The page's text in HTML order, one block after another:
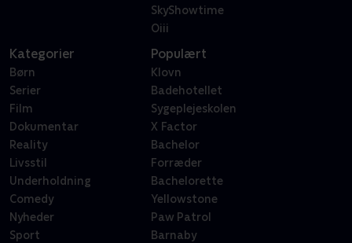
SkyShowtime
Oiii
Kategorier
Børn
Serier
Film
Dokumentar
Reality
Livsstil
Underholdning
Comedy
Nyheder
Sport
Populært
Klovn
Badehotellet
Sygeplejeskolen
X Factor
Bachelor
Forræder
Bachelorette
Yellowstone
Paw Patrol
Barnaby